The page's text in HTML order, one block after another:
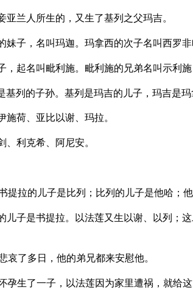
兰人所生的，又生了基列之父玛吉。
子，名叫玛迦。玛拿西的次子名叫西罗非
起名叫毗利施。毗利施的兄弟名叫示利施
列的子孙。基列是玛吉的儿子，玛吉是玛
荷、亚比以谢、玛拉。
利克希、阿尼安。
提拉的儿子是比列；比列的儿子是他哈；
儿子是书提拉。以法莲又生以谢、以列；
哀了多日，他的弟兄都来安慰他。
孕生了一子，以法莲因为家里遭祸，就给这